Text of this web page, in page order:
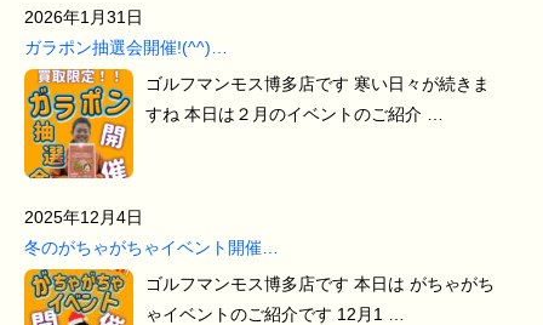
2026年1月31日
ガラポン抽選会開催!(^^)…
ゴルフマンモス博多店です 寒い日々が続きま
すね 本日は２月のイベントのご紹介 …
2025年12月4日
冬のがちゃがちゃイベント開催…
ゴルフマンモス博多店です 本日は がちゃがち
ゃイベントのご紹介です 12月1 …